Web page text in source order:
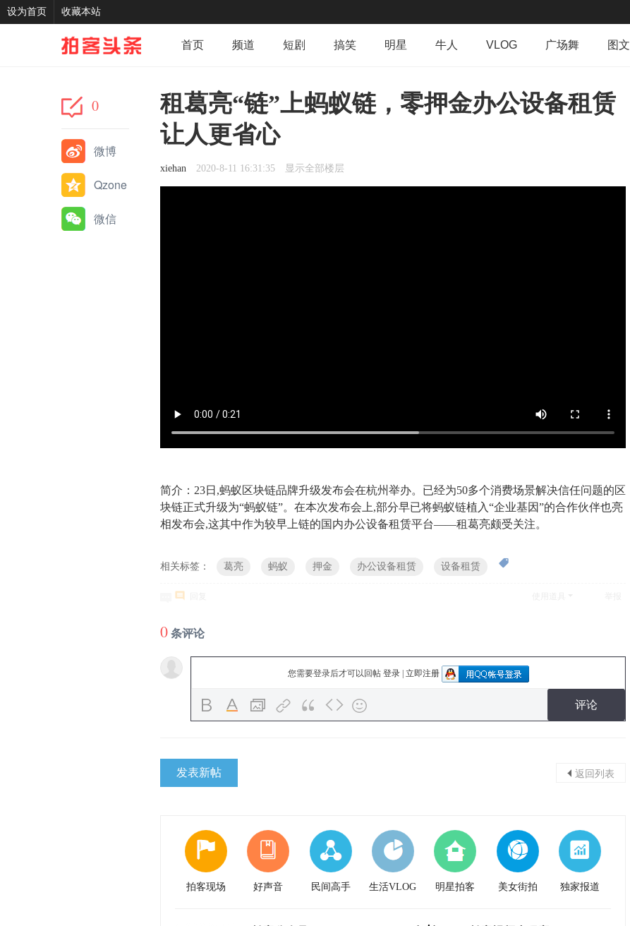
设为首页 收藏本站
首页 频道 短剧 搞笑 明星 牛人 VLOG 广场舞 图文
0
微博
Qzone
微信
租葛亮“链”上蚂蚁链，零押金办公设备租赁
让人更省心
xiehan 2020-8-11 16:31:35 显示全部楼层
简介： 23日,蚂蚁区块链品牌升级发布会在杭州举办。已经为50多个消费场景解决信任问题的区
块链正式升级为“蚂蚁链”。 在本次发布会上,部分早已将蚂蚁链植入“企业基因”的合作伙伴也亮
相发布会,这其中作为较早上链的国内办公设备租赁平台——租葛亮颇受关注。
相关标签： 葛亮 蚂蚁 押金 办公设备租赁 设备租赁
0 条评论
您需要登录后才可以回帖 登录| 立即注册
评论
发表新帖 返回列表
拍客现场 好声音 民间高手 生活VLOG 明星拍客 美女街拍 独家报道